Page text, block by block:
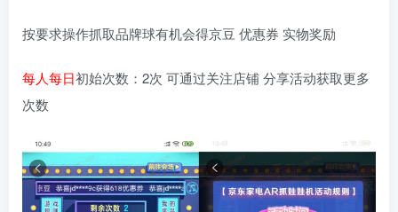
按要求操作抓取品牌球有机会得京豆 优惠券 实物奖励
每人每日初始次数：2次 可通过关注店铺 分享活动获取更多
次数